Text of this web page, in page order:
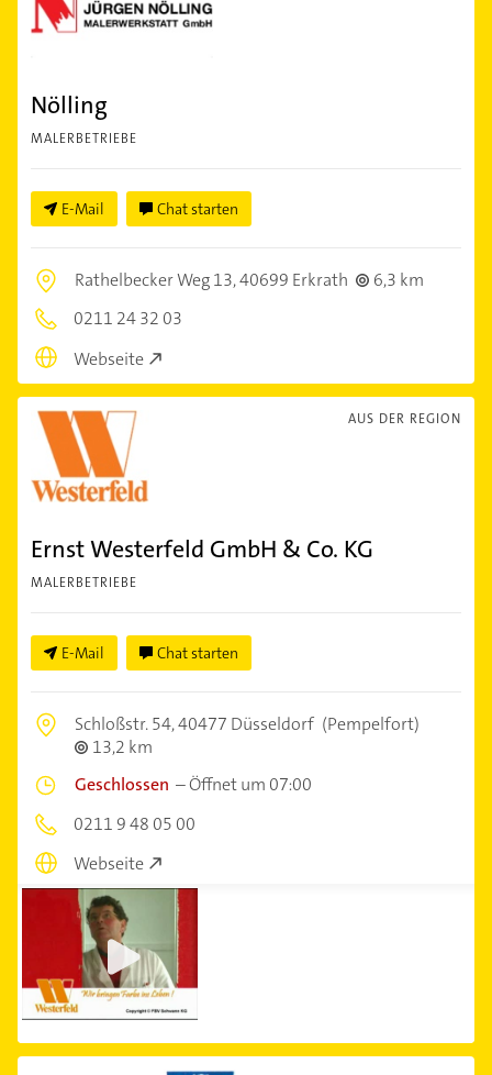
Nölling
MALERBETRIEBE
E-Mail Chat starten
Rathelbecker Weg 13,40699 Erkrath
6,3 km
0211 24 32 03
Webseite
AUS DER REGION
Ernst Westerfeld GmbH & Co. KG
MALERBETRIEBE
E-Mail Chat starten
Schloßstr. 54,40477 Düsseldorf (Pempelfort)
13,2 km
Geschlossen –Öffnet um 07:00
0211 9 48 05 00
Webseite